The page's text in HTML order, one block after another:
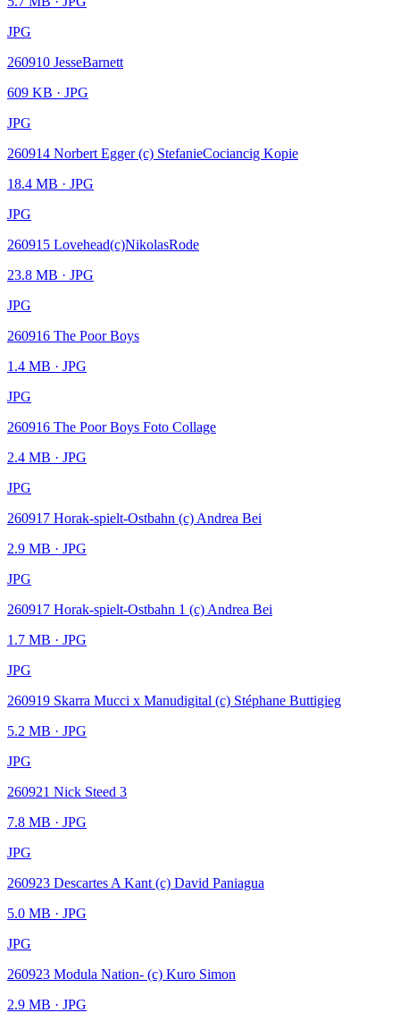
JPG
260910 JesseBarnett
609 KB · JPG
JPG
260914 Norbert Egger (c) StefanieCociancig Kopie
18.4 MB · JPG
JPG
260915 Lovehead(c)NikolasRode
23.8 MB · JPG
JPG
260916 The Poor Boys
1.4 MB · JPG
JPG
260916 The Poor Boys Foto Collage
2.4 MB · JPG
JPG
260917 Horak-spielt-Ostbahn (c) Andrea Bei
2.9 MB · JPG
JPG
260917 Horak-spielt-Ostbahn 1 (c) Andrea Bei
1.7 MB · JPG
JPG
260919 Skarra Mucci x Manudigital (c) Stéphane Buttigieg
5.2 MB · JPG
JPG
260921 Nick Steed 3
7.8 MB · JPG
JPG
260923 Descartes A Kant (c) David Paniagua
5.0 MB · JPG
JPG
260923 Modula Nation- (c) Kuro Simon
2.9 MB · JPG